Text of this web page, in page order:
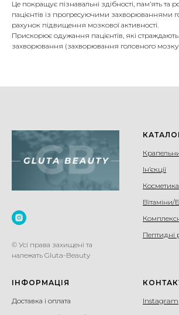
Це покращує пізнавальні здібності, пам’ять та
пацієнтів із прогресуючими захворюваннями
рахунок підвищення мозкової активності.
Прискорює одужання пацієнтів, які
захворювання (захворювання головного
© Усі права захищені та
належать Gluta-Beauty
Ін’єкції
Косметика
Вітаміни/
Пептидні
ІНФОРМАЦІЯ
Доставка і оплата
Instagram